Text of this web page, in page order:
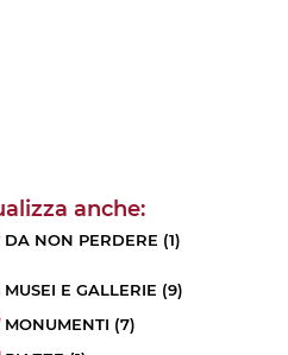
DA NON PERDERE (1)
MUSEI E GALLERIE (9)
MONUMENTI (7)